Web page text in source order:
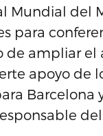
Mundial del
para
de ampliar
apoyo de
Barcelona